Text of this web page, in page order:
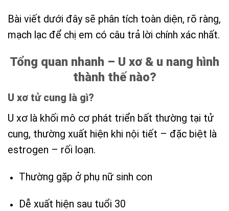
Bài viết dưới đây sẽ phân tích toàn diện, rõ ràng,
mạch lạc để chị em có câu trả lời chính xác nhất.
Tổng quan nhanh – U xơ & u nang hình
thành thế nào?
U xơ tử cung là gì?
U xơ là khối mô cơ phát triển bất thường tại tử
cung, thường xuất hiện khi nội tiết – đặc biệt là
estrogen – rối loạn.
Thường gặp ở phụ nữ sinh con
Dễ xuất hiện sau tuổi 30